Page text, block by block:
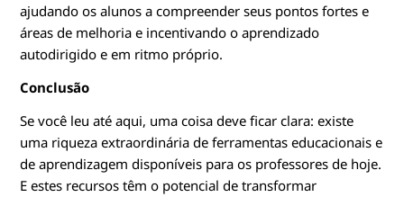
ajudando os alunos a compreender seus pontos fortes e
áreas de melhoria e incentivando o aprendizado
autodirigido e em ritmo próprio.
Conclusão
Se você leu até aqui, uma coisa deve ficar clara: existe
uma riqueza extraordinária de ferramentas educacionais e
de aprendizagem disponíveis para os professores de hoje.
E estes recursos têm o potencial de transformar